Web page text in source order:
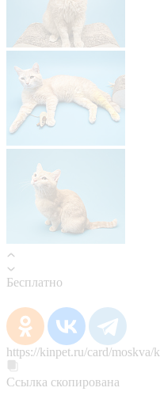
Бесплатно
https://kinpet.ru/card/
Ссылка скопирована